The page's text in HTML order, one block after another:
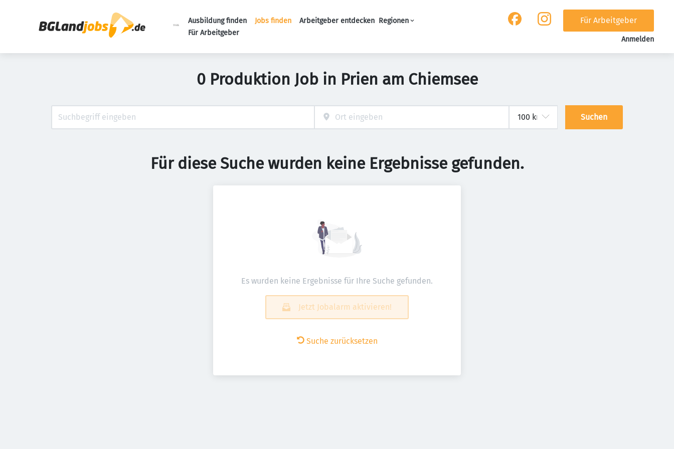
Ausbildung finden Jobs finden Arbeitgeber entdecken Regionen
Für Arbeitgeber
Für Arbeitgeber
Anmelden
0 Produktion Job in Prien am Chiemsee
Suchen
Für diese Suche wurden keine Ergebnisse gefunden.
Es wurden keine Ergebnisse für Ihre Suche gefunden.
Jetzt Jobalarm aktivieren!
Suche zurücksetzen